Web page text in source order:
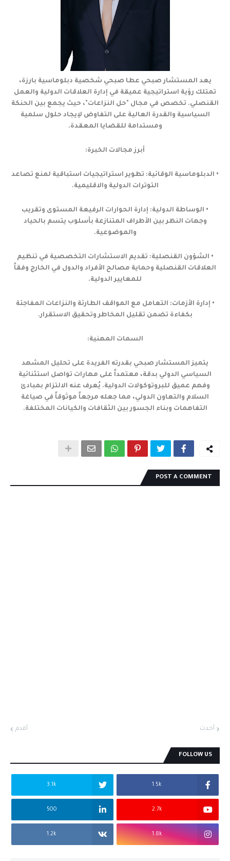
يعد المستشار صبحي عطا صبحي شخصية دبلوماسية بارزة،
تمتلك رؤية استراتيجية عميقة في إدارة العلاقات الدولية والعمل
القنصلي. تخصص في مجال "حل النزاعات"، حيث يجمع بين الحنكة
السياسية والقدرة العالية على التفاوض لإيجاد حلول سلمية
ومستدامة للقضايا المعقدة.
أبرز مجالات الخبرة:
• الدبلوماسية الوقائية: تطوير استراتيجيات استباقية لمنع تصاعد
التوترات الدولية والاقليمية.
• الوساطة الدولية: إدارة الحوارات الرفيعة المستوى وتقريب
وجهات النظر بين الأطراف المتنازعة بأسلوب يتسم بالحياد
والموضوعية.
• الشؤون القنصلية: تقديم الاستشارات التخصصية في تنظيم
العلاقات القنصلية وحماية مصالح الأفراد والدول في الخارج وفقاً
للمعايير الدولية.
• إدارة الأزمات: التعامل مع المواقف الطارئة والنزاعات المفاجئة
بكفاءة تضمن تقليل المخاطر وتحقيق الاستقرار.
السمات المهنية:
يتميز المستشار صبحي بقدرته الفريدة على تحليل المشهد
السياسي الدولي بدقة، معتمداً على مهارات تواصل استثنائية
وفهم عميق للبروتوكولات الدولية. يُعرف عنه الالتزام بمبادئ
السلام والتعاون الدولي، مما جعله مرجعاً موثوقاً في صياغة
التفاهمات وبناء الجسور بين الثقافات والكيانات المختلفة.
POST A COMMENT
أحدث أقدم
FOLLOW US
1.5k
3.1k
2.7k
500
1.8k
1.2k